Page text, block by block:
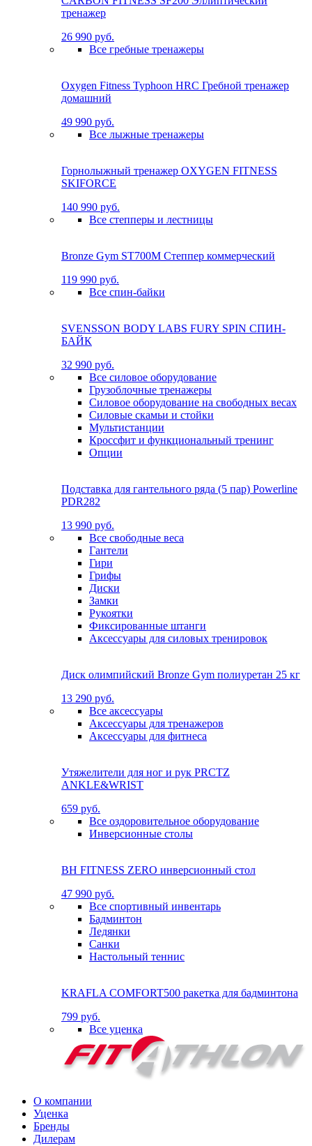
тренажер
26 990 руб.
Все гребные тренажеры
Oxygen Fitness Typhoon HRC Гребной тренажер
домашний
49 990 руб.
Все лыжные тренажеры
Горнолыжный тренажер OXYGEN FITNESS
SKIFORCE
140 990 руб.
Все степперы и лестницы
Bronze Gym ST700M Степпер коммерческий
119 990 руб.
Все спин-байки
SVENSSON BODY LABS FURY SPIN СПИН-
БАЙК
32 990 руб.
Все силовое оборудование
Грузоблочные тренажеры
Силовое оборудование на свободных весах
Силовые скамьи и стойки
Мультистанции
Кроссфит и функциональный тренинг
Опции
Подставка для гантельного ряда (5 пар) Powerline
PDR282
13 990 руб.
Все свободные веса
Гантели
Гири
Грифы
Диски
Замки
Рукоятки
Фиксированные штанги
Аксессуары для силовых тренировок
Диск олимпийский Bronze Gym полиуретан 25 кг
13 290 руб.
Все аксессуары
Аксессуары для тренажеров
Аксессуары для фитнеса
Утяжелители для ног и рук PRCTZ
ANKLE&WRIST
659 руб.
Все оздоровительное оборудование
Инверсионные столы
BH FITNESS ZERO инверсионный стол
47 990 руб.
Все спортивный инвентарь
Бадминтон
Ледянки
Санки
Настольный теннис
KRAFLA COMFORT500 ракетка для бадминтона
799 руб.
Все уценка
О компании
Уценка
Бренды
Дилерам